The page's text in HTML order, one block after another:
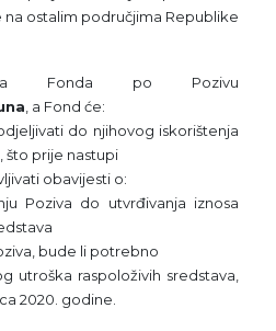
na ostalim područjima Republike
Fonda po Pozivu
, a Fond će:
do njihovog iskorištenja
što prije nastupi
obavijesti o:
Poziva do utvrđivanja iznosa
bude li potrebno
utroška raspoloživih sredstava,
2020. godine.